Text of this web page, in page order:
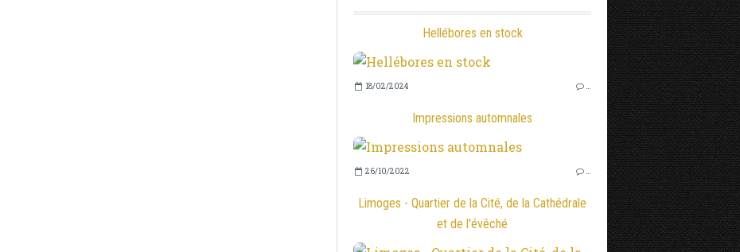
Hellébores en stock
18/02/2024 …
Impressions automnales
26/10/2022 …
Limoges - Quartier de la Cité, de la Cathédrale
et de l'évêché